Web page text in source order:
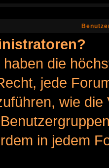
die
jede
wie
in jedem